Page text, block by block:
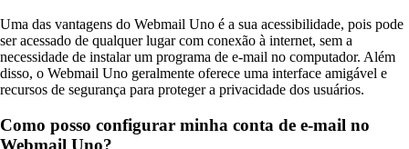
Uma das vantagens do Webmail Uno é a sua acessibilidade, pois pode
ser acessado de qualquer lugar com conexão à internet, sem a
necessidade de instalar um programa de e-mail no computador. Além
disso, o Webmail Uno geralmente oferece uma interface amigável e
recursos de segurança para proteger a privacidade dos usuários.
Como posso configurar minha conta de e-mail no
Webmail Uno?